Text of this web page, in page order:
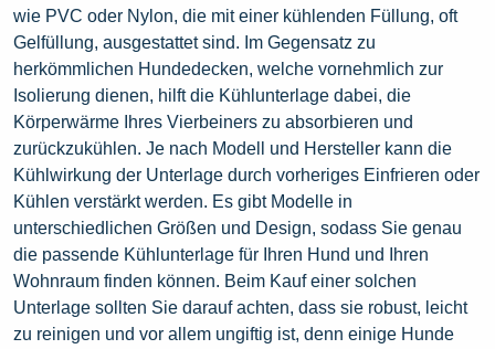
wie PVC oder Nylon, die mit einer kühlenden Füllung, oft
Gelfüllung, ausgestattet sind. Im Gegensatz zu
herkömmlichen Hundedecken, welche vornehmlich zur
Isolierung dienen, hilft die Kühlunterlage dabei, die
Körperwärme Ihres Vierbeiners zu absorbieren und
zurückzukühlen. Je nach Modell und Hersteller kann die
Kühlwirkung der Unterlage durch vorheriges Einfrieren oder
Kühlen verstärkt werden. Es gibt Modelle in
unterschiedlichen Größen und Design, sodass Sie genau
die passende Kühlunterlage für Ihren Hund und Ihren
Wohnraum finden können. Beim Kauf einer solchen
Unterlage sollten Sie darauf achten, dass sie robust, leicht
zu reinigen und vor allem ungiftig ist, denn einige Hunde